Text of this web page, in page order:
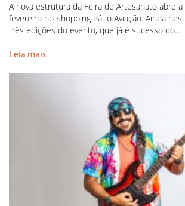
A nova estrutura da Feira de Artesanato abre
fevereiro no Shopping Pátio Aviação. Ainda
três edições do evento, que já é sucesso do...
Leia mais